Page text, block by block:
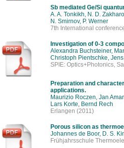
Sb mediated Ge/Si
A. A. Tonkikh, N. D.
N. Smirnov, P. Werner
7th International
Investigation of 0-3
Alexandra Buchsteiner,
Christoph Pientschke,
SPIE: Optics+Photonics,
Preparation and
applications.
Maurizio Roczen, Jan
Lars Korte, Bernd Rech
Erlangen (2011)
Porous silicon as
Johannes de Boor, D. S.
Frühjahrsschule